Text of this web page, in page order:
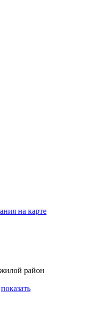
на карте
район
показать